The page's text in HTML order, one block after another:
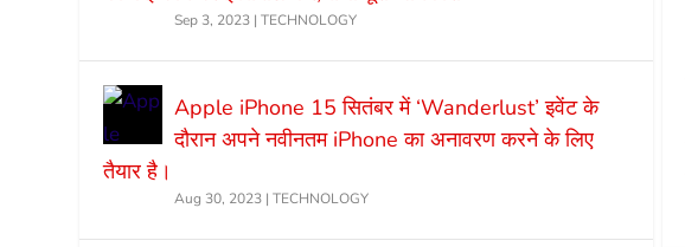
Sep 3, 2023 |TECHNOLOGY
Apple iPhone 15 सितंबर में ‘Wanderlust’ इवेंट के
दौरान अपने नवीनतम iPhone का अनावरण करने के लिए
तैयार है।
Aug 30, 2023 |TECHNOLOGY